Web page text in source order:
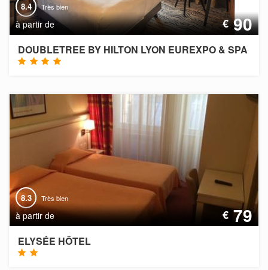
8.4 Très bien
à partir de €90
DOUBLETREE BY HILTON LYON EUREXPO & SPA
8.3 Très bien
à partir de €79
ELYSÉE HÔTEL